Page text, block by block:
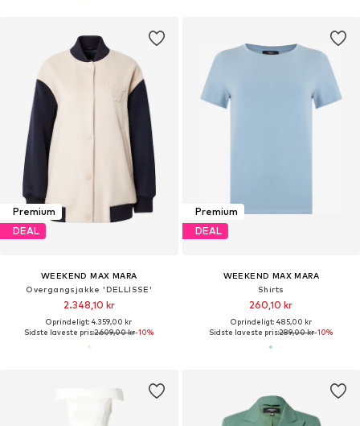
Premium
DEAL
WEEKEND MAX MARA
Overgangsjakke 'DELLISSE'
2.348,10 kr
Oprindeligt: 4.359,00 kr
Sidste laveste pris:2.609,00 kr-10%
Premium
DEAL
WEEKEND MAX MARA
Shirts
260,10 kr
Oprindeligt: 485,00 kr
Sidste laveste pris:289,00 kr-10%